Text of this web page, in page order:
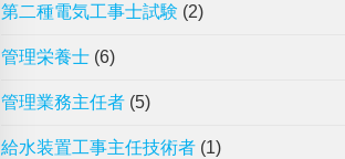
第二種電気工事士試験 (2)
管理栄養士 (6)
管理業務主任者 (5)
給水装置工事主任技術者 (1)